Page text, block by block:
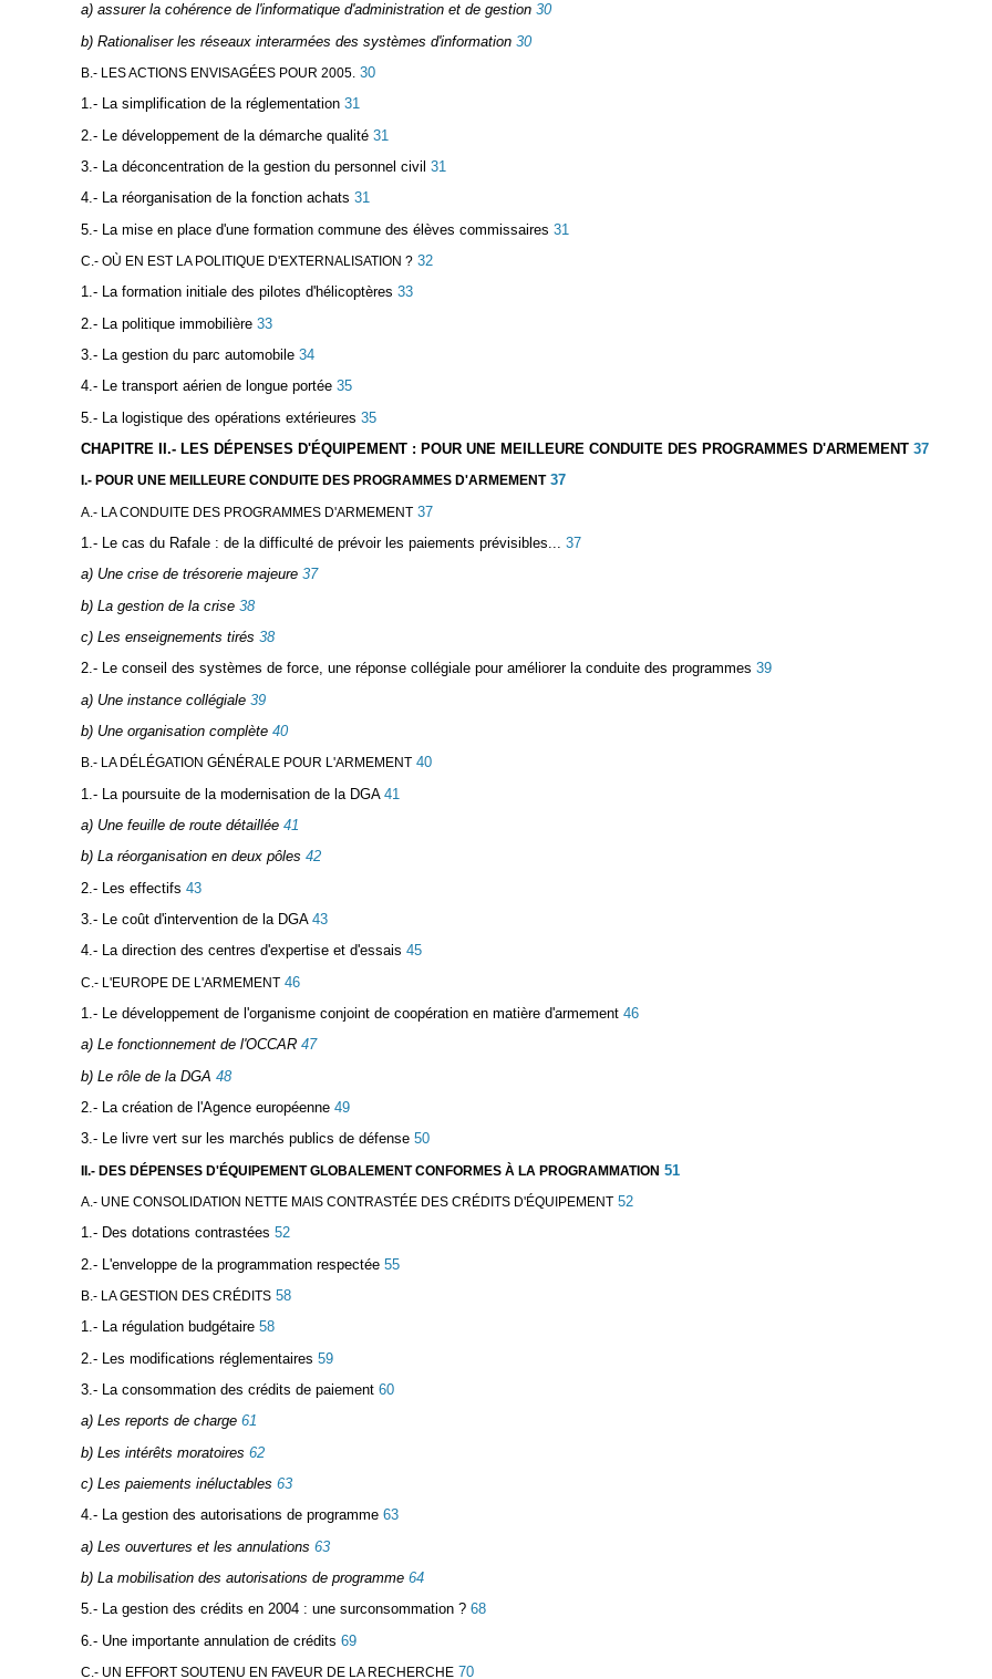
a) assurer la cohérence de l'informatique d'administration et de gestion30
b) Rationaliser les réseaux interarmées des systèmes d'information30
B.- LES ACTIONS ENVISAGÉES POUR 2005.30
1.- La simplification de la réglementation31
2.- Le développement de la démarche qualité31
3.- La déconcentration de la gestion du personnel civil 31
4.- La réorganisation de la fonction achats 31
5.- La mise en place d'une formation commune des élèves commissaires 31
C.- OÙ EN EST LA POLITIQUE D'EXTERNALISATION ?32
1.- La formation initiale des pilotes d'hélicoptères 33
2.- La politique immobilière33
3.- La gestion du parc automobile34
4.- Le transport aérien de longue portée35
5.- La logistique des opérations extérieures 35
CHAPITRE II.- LES DÉPENSES D'ÉQUIPEMENT : POUR UNE MEILLEURE CONDUITE DES PROGRAMMES D'ARMEMENT37
I.- POUR UNE MEILLEURE CONDUITE DES PROGRAMMES D'ARMEMENT37
A.- LA CONDUITE DES PROGRAMMES D'ARMEMENT37
1.- Le cas du Rafale : de la difficulté de prévoir les paiements prévisibles... 37
a) Une crise de trésorerie majeure37
b) La gestion de la crise38
c) Les enseignements tirés 38
2.- Le conseil des systèmes de force, une réponse collégiale pour améliorer la conduite des programmes 39
a) Une instance collégiale39
b) Une organisation complète40
B.- LA DÉLÉGATION GÉNÉRALE POUR L'ARMEMENT40
1.- La poursuite de la modernisation de la DGA41
a) Une feuille de route détaillée41
b) La réorganisation en deux pôles 42
2.- Les effectifs 43
3.- Le coût d'intervention de la DGA43
4.- La direction des centres d'expertise et d'essais 45
C.- L'EUROPE DE L'ARMEMENT46
1.- Le développement de l'organisme conjoint de coopération en matière d'armement46
a) Le fonctionnement de l'OCCAR47
b) Le rôle de la DGA 48
2.- La création de l'Agence européenne49
3.- Le livre vert sur les marchés publics de défense50
II.- DES DÉPENSES D'ÉQUIPEMENT GLOBALEMENT CONFORMES À LA PROGRAMMATION 51
A.- UNE CONSOLIDATION NETTE MAIS CONTRASTÉE DES CRÉDITS D'ÉQUIPEMENT52
1.- Des dotations contrastées 52
2.- L'enveloppe de la programmation respectée55
B.- LA GESTION DES CRÉDITS58
1.- La régulation budgétaire58
2.- Les modifications réglementaires 59
3.- La consommation des crédits de paiement60
a) Les reports de charge61
b) Les intérêts moratoires 62
c) Les paiements inéluctables 63
4.- La gestion des autorisations de programme63
a) Les ouvertures et les annulations 63
b) La mobilisation des autorisations de programme64
5.- La gestion des crédits en 2004 : une surconsommation ?68
6.- Une importante annulation de crédits 69
C.- UN EFFORT SOUTENU EN FAVEUR DE LA RECHERCHE70